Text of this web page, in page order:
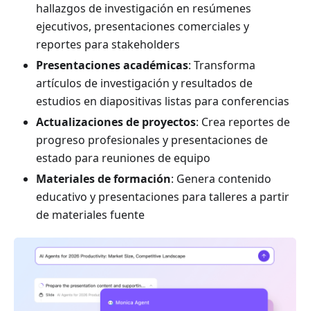
hallazgos de investigación en resúmenes
ejecutivos, presentaciones comerciales y
reportes para stakeholders
Presentaciones académicas: Transforma
artículos de investigación y resultados de
estudios en diapositivas listas para conferencias
Actualizaciones de proyectos: Crea reportes de
progreso profesionales y presentaciones de
estado para reuniones de equipo
Materiales de formación: Genera contenido
educativo y presentaciones para talleres a partir
de materiales fuente